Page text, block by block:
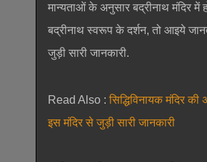
मान्यताओं के अनुसार बद्रीनाथ मंदिर में
बद्रीनाथ स्वरूप के दर्शन, तो आइये
जुड़ी सारी जानकारी.
Read Also :सिद्धिविनायक मंदिर
इस मंदिर से जुड़ी सारी जानकारी